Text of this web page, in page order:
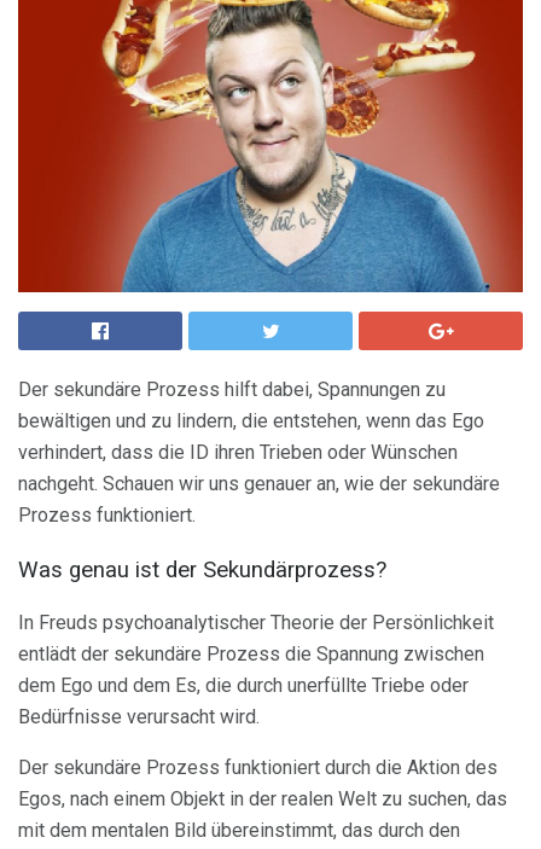
Der sekundäre Prozess hilft dabei, Spannungen zu
bewältigen und zu lindern, die entstehen, wenn das Ego
verhindert, dass die ID ihren Trieben oder Wünschen
nachgeht. Schauen wir uns genauer an, wie der sekundäre
Prozess funktioniert.
Was genau ist der Sekundärprozess?
In Freuds psychoanalytischer Theorie der Persönlichkeit
entlädt der sekundäre Prozess die Spannung zwischen
dem Ego und dem Es, die durch unerfüllte Triebe oder
Bedürfnisse verursacht wird.
Der sekundäre Prozess funktioniert durch die Aktion des
Egos, nach einem Objekt in der realen Welt zu suchen, das
mit dem mentalen Bild übereinstimmt, das durch den